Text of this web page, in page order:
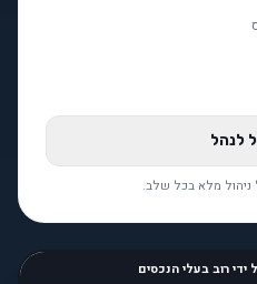
לנהל
ניהול מלא בכל שלב.
רוב בעלי הנכסים